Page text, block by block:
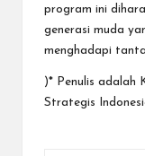
program ini
generasi muda
menghadapi
)* Penulis adalah
Strategis